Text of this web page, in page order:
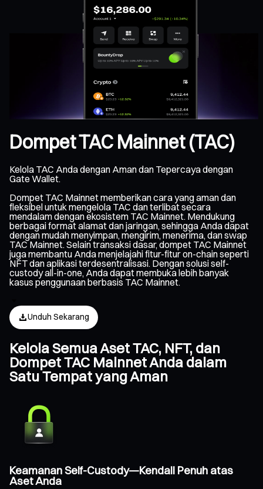
Dompet TAC Mainnet (TAC)
Kelola TAC Anda dengan Aman dan Tepercaya dengan
Gate Wallet.
Dompet TAC Mainnet memberikan cara yang aman dan
fleksibel untuk mengelola TAC dan terlibat secara
mendalam dengan ekosistem TAC Mainnet. Mendukung
berbagai format alamat dan jaringan, sehingga Anda dapat
dengan mudah menyimpan, mengirim, menerima, dan swap
TAC Mainnet. Selain transaksi dasar, dompet TAC Mainnet
juga membantu Anda menjelajahi fitur-fitur on-chain seperti
NFT dan aplikasi terdesentralisasi. Dengan solusi self-
custody all-in-one, Anda dapat membuka lebih banyak
kasus penggunaan berbasis TAC Mainnet.
Unduh Sekarang
Kelola Semua Aset TAC, NFT, dan
Dompet TAC Mainnet Anda dalam
Satu Tempat yang Aman
Keamanan Self-Custody—Kendali Penuh atas
Aset Anda